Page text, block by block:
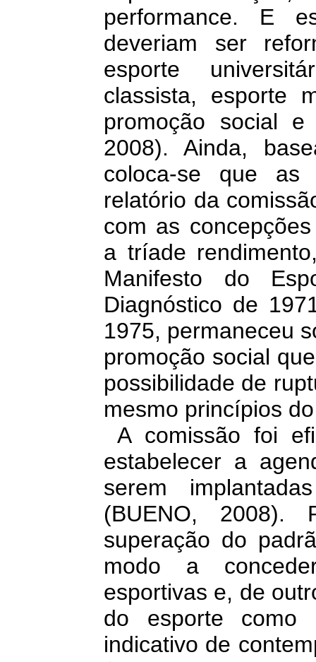
performance. E
deveriam ser
esporte
classista, esporte
promoção social
2008). Ainda,
coloca-se que as
relatório da
com as
a tríade
Manifesto do
Diagnóstico de
1975, permaneceu
promoção social
possibilidade de
mesmo princípios
A comissão foi
estabelecer a
serem
(BUENO, 2008).
superação do
modo a
esportivas e, de
do esporte como
indicativo de